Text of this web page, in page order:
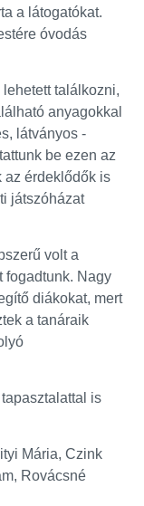
a látogatókat.
óvodás
találkozni,
anyagokkal
látványos -
be ezen az
az érdeklődők is
játszóházat
volt a
fogadtunk. Nagy
diákokat, mert
a tanáraik
is
Mária, Czink
Rovácsné